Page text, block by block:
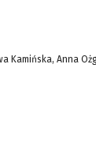
Kamińska, Anna